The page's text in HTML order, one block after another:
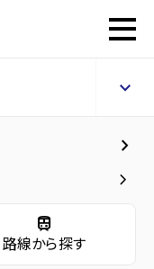
keyboard_arrow_up
keyboard_arrow_right
keyboard_arrow_right
train
路線から探す